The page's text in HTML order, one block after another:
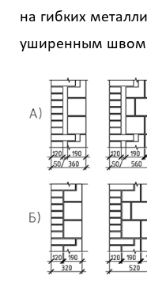
на гибких
уширенным